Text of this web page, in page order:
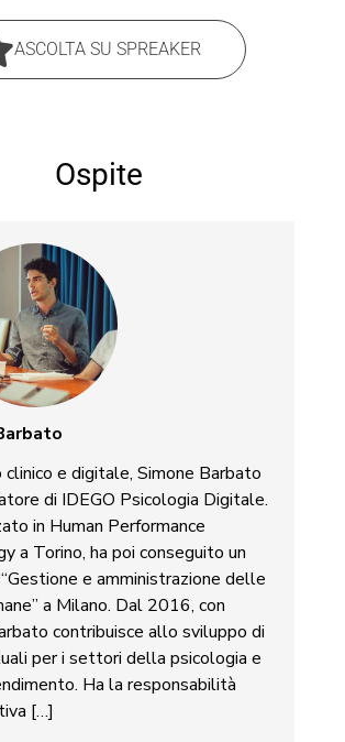
ASCOLTA SU SPREAKER
Ospite
clinico e digitale, Simone Barbato
di IDEGO Psicologia Digitale.
in Human Performance
a Torino, ha poi conseguito un
e amministrazione delle
a Milano. Dal 2016, con
contribuisce allo sviluppo di
per i settori della psicologia e
Ha la responsabilità
[…]